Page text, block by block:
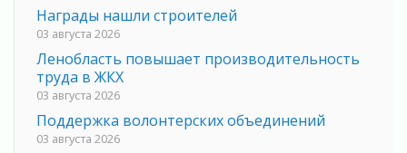
Награды нашли строителей
03 августа 2026
Ленобласть повышает производительность
труда в ЖКХ
03 августа 2026
Поддержка волонтерских объединений
03 августа 2026